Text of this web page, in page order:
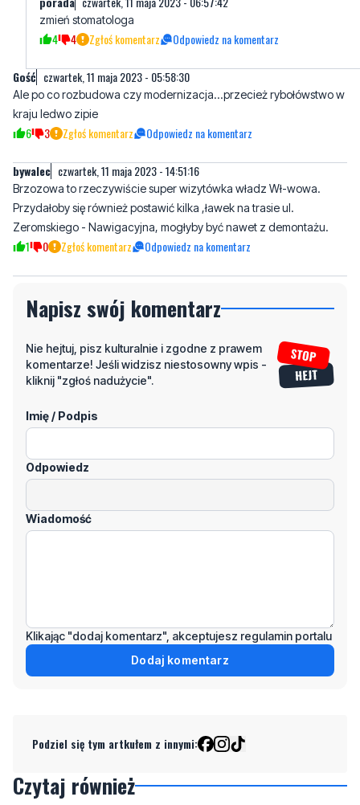
czwartek, 11 maja 2023 - 05:58:30
Ale po co rozbudowa czy modernizacja...przecież rybołówstwo w
6 3 Zgłoś komentarz Odpowiedz na komentarz
bywalec czwartek, 11 maja 2023 - 14:51:16
Brzozowa to rzeczywiście super wizytówka władz Wł-wowa.
Zeromskiego - Nawigacyjna, mogłyby być nawet z demontażu.
1 0 Zgłoś komentarz Odpowiedz na komentarz
Napisz swój komentarz
komentarze! Jeśli widzisz niestosowny wpis -
kliknij "zgłoś nadużycie".
Imię / Podpis
Odpowiedz
Wiadomość